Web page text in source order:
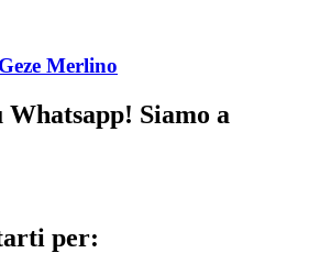
Merlino
Siamo a
per: